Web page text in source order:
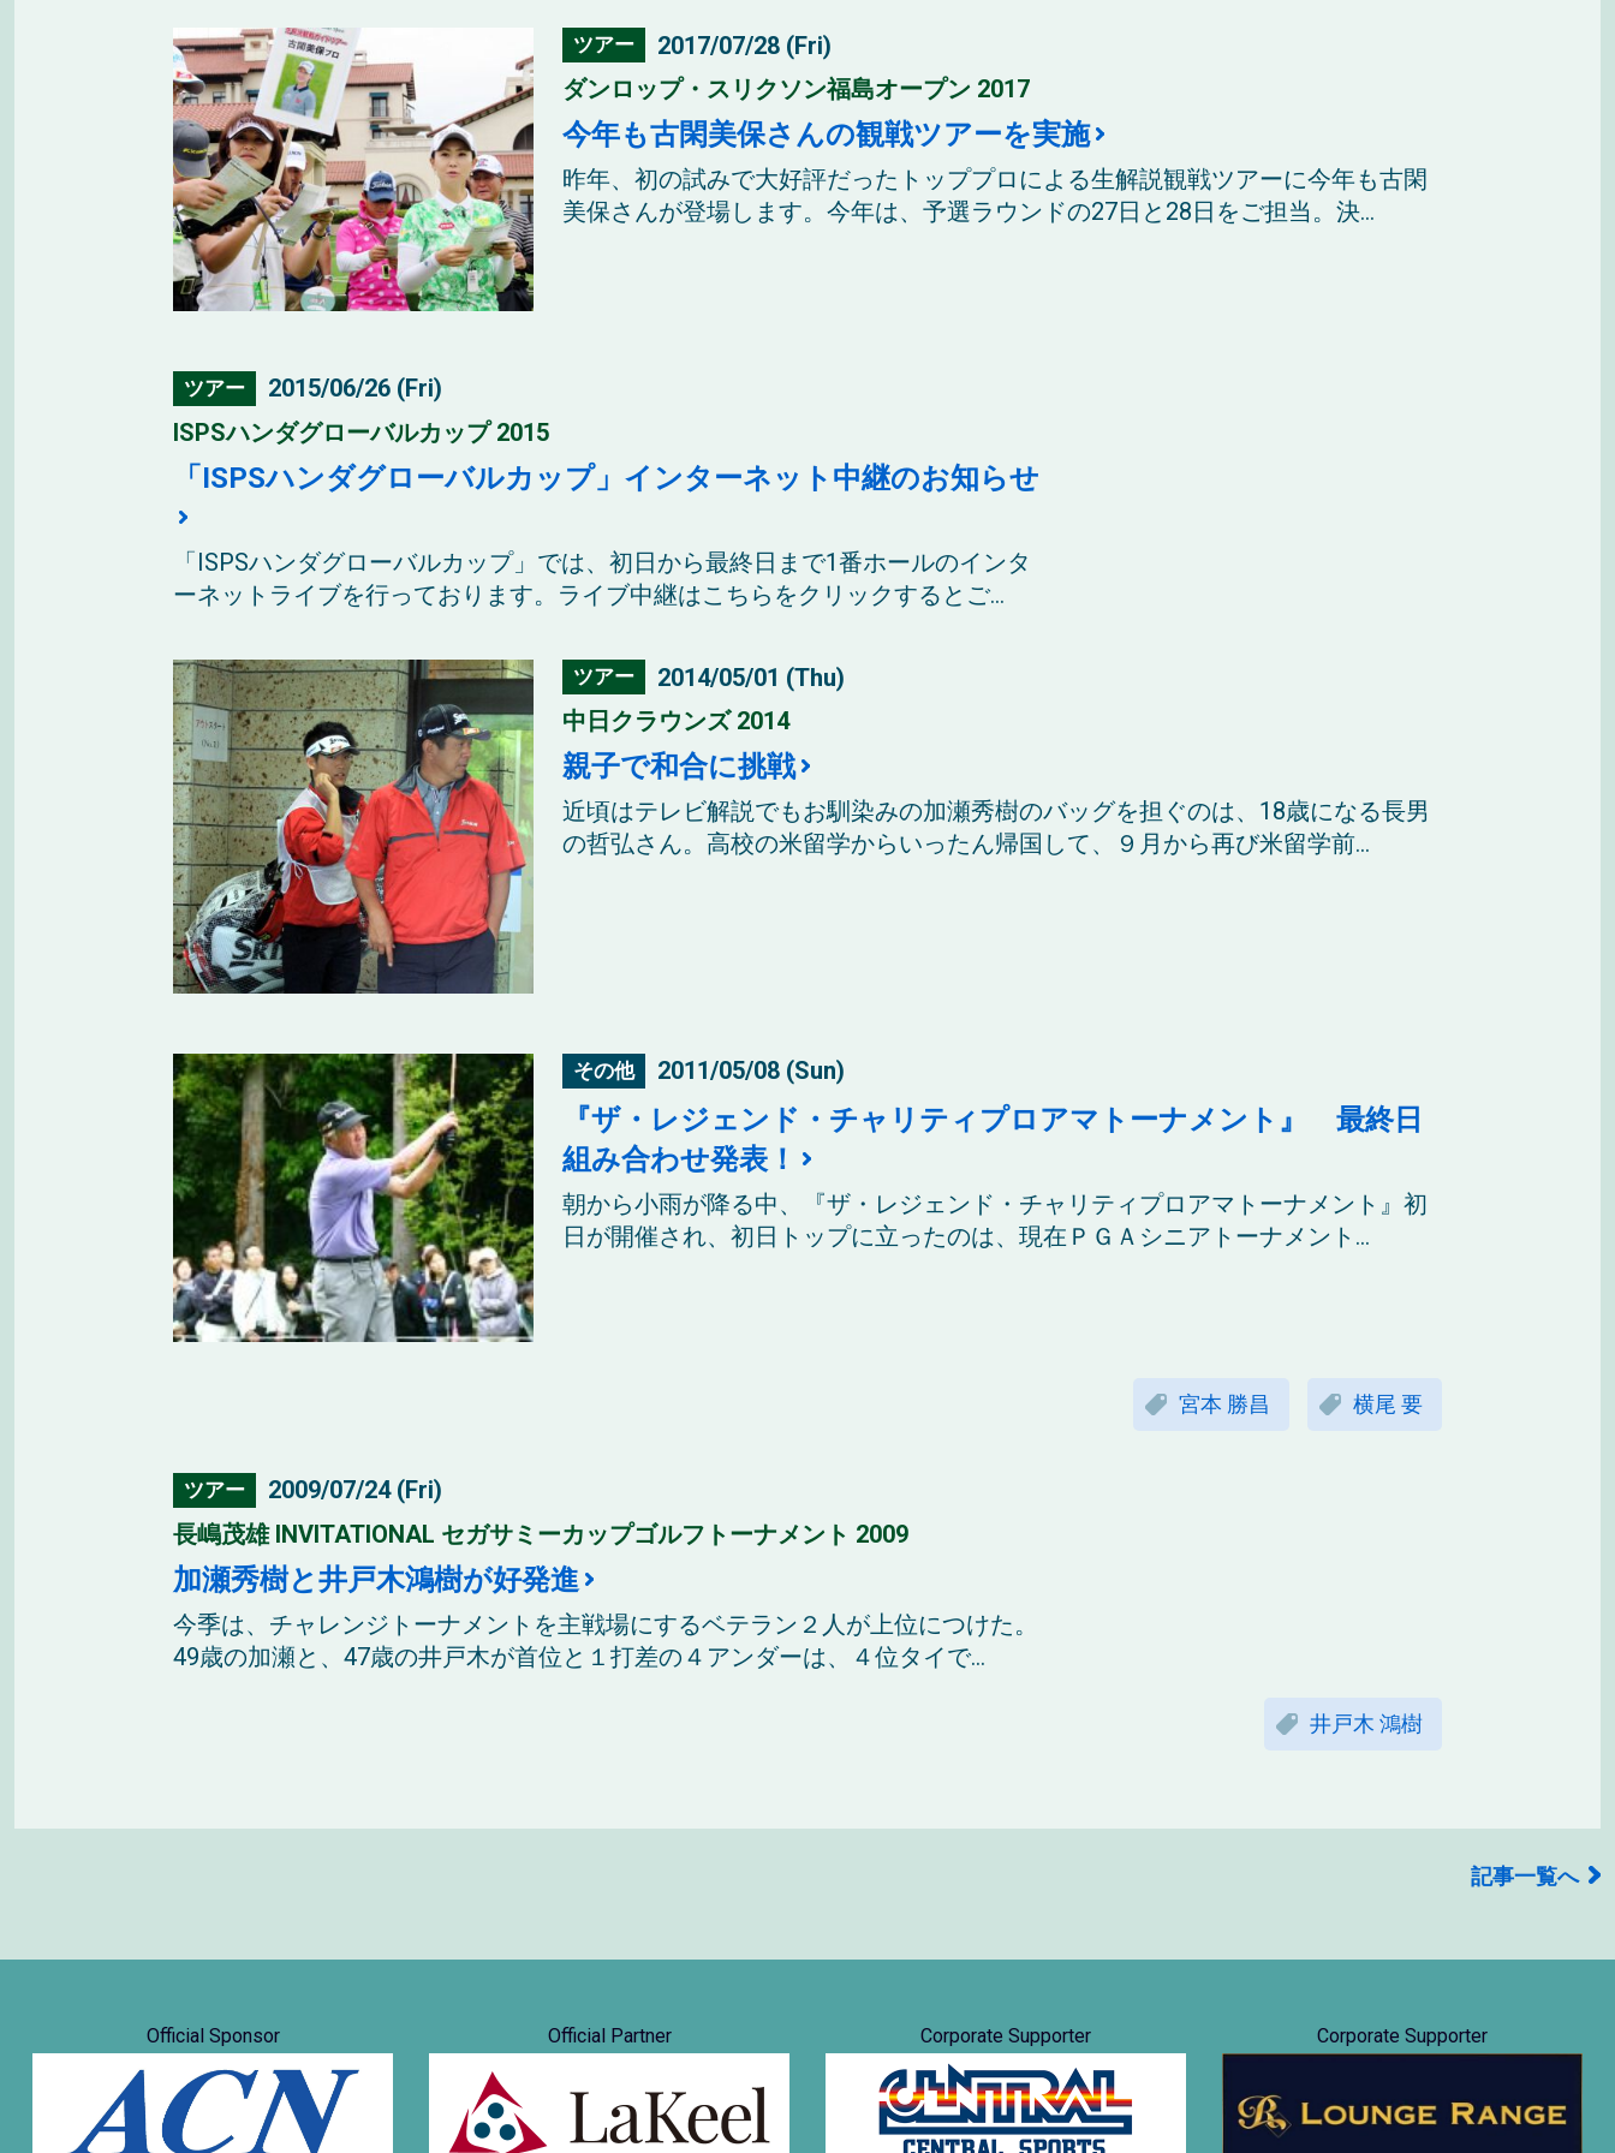
ツアー
2017/07/28 (Fri)
ダンロップ・スリクソン福島オープン 2017
今年も古閑美保さんの観戦ツアーを実施
昨年、初の試みで大好評だったトッププロによる生解説観戦ツアーに今年も古閑
美保さんが登場します。今年は、予選ラウンドの27日と28日をご担当。決...
ツアー
2015/06/26 (Fri)
ISPSハンダグローバルカップ 2015
「ISPSハンダグローバルカップ」インターネット中継のお知らせ
「ISPSハンダグローバルカップ」では、初日から最終日まで1番ホールのインタ
ーネットライブを行っております。ライブ中継はこちらをクリックするとご...
ツアー
2014/05/01 (Thu)
中日クラウンズ 2014
親子で和合に挑戦
近頃はテレビ解説でもお馴染みの加瀬秀樹のバッグを担ぐのは、18歳になる長男
の哲弘さん。高校の米留学からいったん帰国して、９月から再び米留学前...
その他 2011/05/08 (Sun)
『ザ・レジェンド・チャリティプロアマトーナメント』 最終日
組み合わせ発表！
朝から小雨が降る中、『ザ・レジェンド・チャリティプロアマトーナメント』初
日が開催され、初日トップに立ったのは、現在ＰＧＡシニアトーナメント...
宮本 勝昌 横尾 要
ツアー
2009/07/24 (Fri)
長嶋茂雄 INVITATIONAL セガサミーカップゴルフトーナメント 2009
加瀬秀樹と井戸木鴻樹が好発進
今季は、チャレンジトーナメントを主戦場にするベテラン２人が上位につけた。
49歳の加瀬と、47歳の井戸木が首位と１打差の４アンダーは、４位タイで...
井戸木 鴻樹
記事一覧へ
Official Sponsor Official Partner Corporate Supporter Corporate Supporter